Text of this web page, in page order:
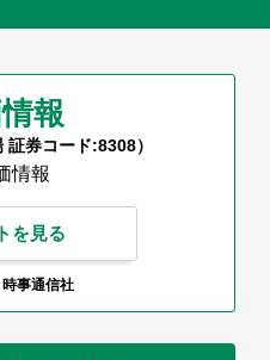
報
証券コード:8308）
を見る
事通信社